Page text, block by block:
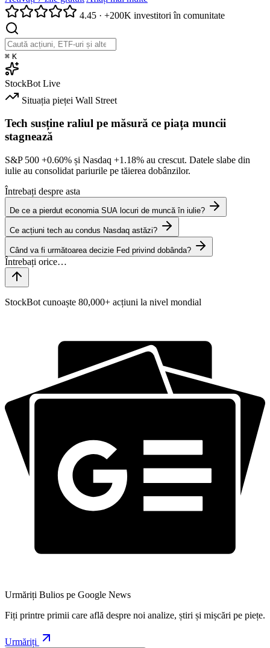
4.45 · +200K investitori în comunitate
⌘ K
StockBot Live
Situația pieței Wall Street
Tech susține raliul pe măsură ce piața muncii
stagnează
S&P 500 +0.60% și Nasdaq +1.18% au crescut. Datele slabe din
iulie au consolidat pariurile pe tăierea dobânzilor.
Întrebați despre asta
De ce a pierdut economia SUA locuri de muncă în iulie?
Ce acțiuni tech au condus Nasdaq astăzi?
Când va fi următoarea decizie Fed privind dobânda?
StockBot cunoaște 80,000+ acțiuni la nivel mondial
Urmăriți Bulios pe Google News
Fiți printre primii care află despre noi analize, știri și mișcări pe piețe.
Urmăriți